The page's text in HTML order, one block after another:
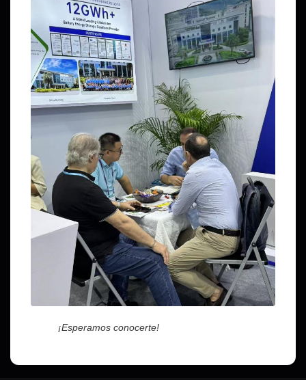
¡Esperamos conocerte!